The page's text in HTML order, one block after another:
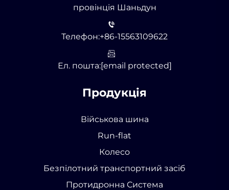
провінція Шаньдун
Телефон:+86-15563109622
Ел. пошта:[email protected]
Продукція
Військова шина
Run-flat
Колесо
Безпілотний транспортний засіб
Протидронна Система